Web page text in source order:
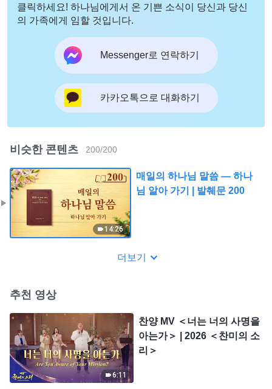
클릭하세요! 하나님에게서 온 기쁜 소식이 당신과 당신
의 가족에게 임할 것입니다.
Messenger로 연락하기
카카오톡으로 대화하기
비슷한 콘텐츠 200/200
14:26
매일의 하나님 말씀 ― 하나
님 알아 가기 | 발췌문 200
더보기
추천 영상
6:11
찬양 MV ＜너는 너의 사명을
아는가＞ | 2026 ＜찬미의 소
리＞